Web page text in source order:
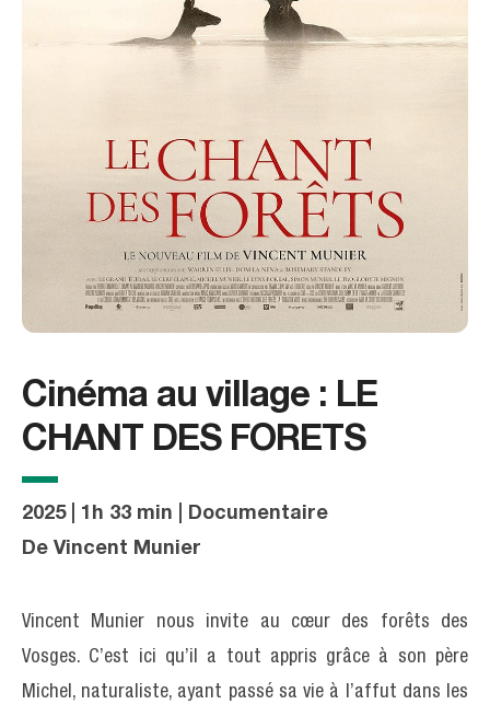
Cinéma au village : LE
CHANT DES FORETS
2025 | 1h 33 min | Documentaire
De Vincent Munier
Vincent Munier nous invite au cœur des forêts des
Vosges. C’est ici qu’il a tout appris grâce à son père
Michel, naturaliste, ayant passé sa vie à l’affut dans les